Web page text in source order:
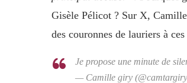
Gisèle Pélicot ? Sur X,
des couronnes de lauriers à ces
Je propose une minute de
— Camille giry